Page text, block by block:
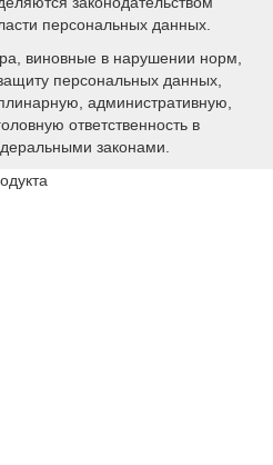
персональных данных.
виновные в нарушении норм,
персональных данных,
административную,
ответственность в
законами.